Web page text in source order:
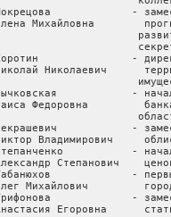
-
Михайловна
-
Николаевич
-
Федоровна         банка
-
Владимирович
-
Степанович
- первый
Михайлович
-
Егоровна